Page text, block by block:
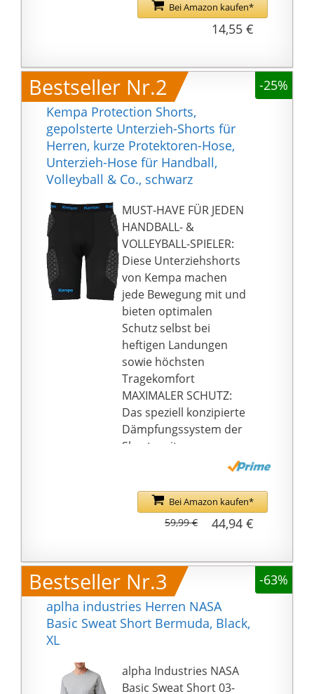
Bei Amazon kaufen*
14,55 €
Bestseller Nr.2
-25%
Kempa Protection Shorts,
gepolsterte Unterzieh-Shorts für
Herren, kurze Protektoren-Hose,
Unterzieh-Hose für Handball,
Volleyball & Co., schwarz
MUST-HAVE FÜR JEDEN
HANDBALL- &
VOLLEYBALL-SPIELER:
Diese Unterziehshorts
von Kempa machen
jede Bewegung mit und
bieten optimalen
Schutz selbst bei
heftigen Landungen
sowie höchsten
Tragekomfort
MAXIMALER SCHUTZ:
Das speziell konzipierte
Dämpfungssystem der
Shorts mit
und Oberschenkel
garantiert dem Spieler
perfekten Schutz bei
Bewegungsfreiheit
OPTIMALE PASSFORM:
Das innovative Material
der Polster-Hose sorgt
für perfekte Passform
Bewegungsfreiheit. Der
elastische Bund und die
Bei Amazon kaufen*
44,94 €
59,99 €
Bestseller Nr.3
-63%
aplha industries Herren NASA
Basic Sweat Short Bermuda, Black,
XL
alpha Industries NASA
Basic Sweat Short 03-